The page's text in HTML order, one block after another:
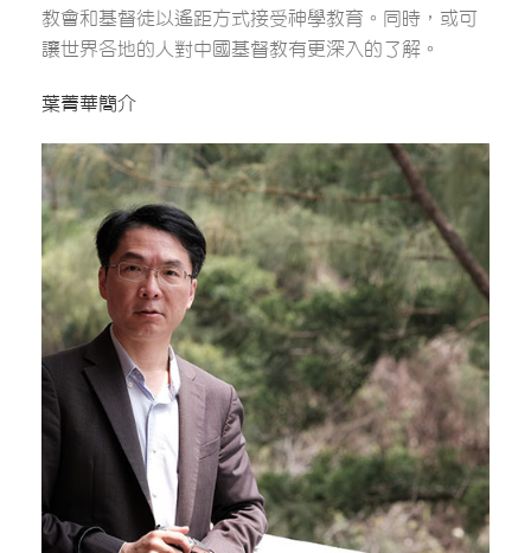
教會和基督徒以遙距方式接受神學教育。同時，或可
讓世界各地的人對中國基督教有更深入的了解。
葉菁華簡介